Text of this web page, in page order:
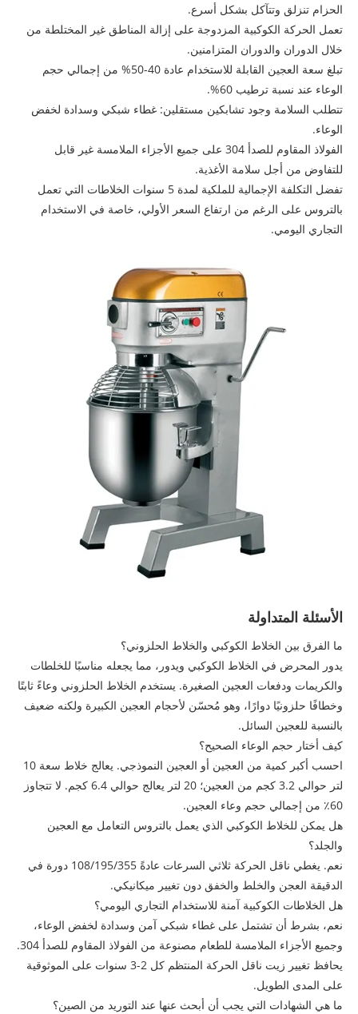
الحزام تنزلق وتتآكل بشكل أسرع.
تعمل الحركة الكوكبية المزدوجة على إزالة المناطق غير المختلطة من
خلال الدوران والدوران المتزامنين.
تبلغ سعة العجين القابلة للاستخدام عادة 40-50% من إجمالي حجم
الوعاء عند نسبة ترطيب 60%.
تتطلب السلامة وجود تشابكين مستقلين: غطاء شبكي وسدادة لخفض
الوعاء.
الفولاذ المقاوم للصدأ 304 على جميع الأجزاء الملامسة غير قابل
للتفاوض من أجل سلامة الأغذية.
تفضل التكلفة الإجمالية للملكية لمدة 5 سنوات الخلاطات التي تعمل
بالتروس على الرغم من ارتفاع السعر الأولي، خاصة في الاستخدام
التجاري اليومي.
الأسئلة المتداولة
ما الفرق بين الخلاط الكوكبي والخلاط الحلزوني؟
يدور المحرض في الخلاط الكوكبي ويدور، مما يجعله مناسبًا للخلطات
والكريمات ودفعات العجين الصغيرة. يستخدم الخلاط الحلزوني وعاءً ثابتًا
وخطافًا حلزونيًا دوارًا، وهو مُحسّن لأحجام العجين الكبيرة ولكنه ضعيف
بالنسبة للعجين السائل.
كيف أختار حجم الوعاء الصحيح؟
احسب أكبر كمية من العجين أو العجين النموذجي. يعالج خلاط سعة 10
لتر حوالي 3.2 كجم من العجين؛ 20 لتر يعالج حوالي 6.4 كجم. لا تتجاوز
60٪ من إجمالي حجم وعاء العجين.
هل يمكن للخلاط الكوكبي الذي يعمل بالتروس التعامل مع العجين
والجلد؟
نعم. يغطي ناقل الحركة ثلاثي السرعات عادةً 108/195/355 دورة في
الدقيقة العجن والخلط والخفق دون تغيير ميكانيكي.
هل الخلاطات الكوكبية آمنة للاستخدام التجاري اليومي؟
نعم، بشرط أن تشتمل على غطاء شبكي آمن وسدادة لخفض الوعاء،
وجميع الأجزاء الملامسة للطعام مصنوعة من الفولاذ المقاوم للصدأ 304.
يحافظ تغيير زيت ناقل الحركة المنتظم كل 2-3 سنوات على الموثوقية
على المدى الطويل.
ما هي الشهادات التي يجب أن أبحث عنها عند التوريد من الصين؟